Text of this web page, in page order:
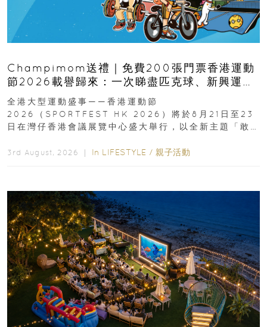
Champimom送禮｜免費200張門票香港運動
節2026載譽歸來：一次睇盡匹克球、新興運
動、街舞比賽＋逾百運動品牌展覽
全港大型運動盛事——香港運動節
2026（SPORTFEST HK 2026）將於8月21日至23
日在灣仔香港會議展覽中心盛大舉行，以全新主題「敢
3rd August, 2026 ｜ In LIFESTYLE / 親子活動